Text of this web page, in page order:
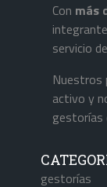
Con más
servicio
Nuestros
activo y
gestorías
gestorías